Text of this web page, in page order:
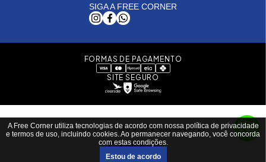
SIGA A FREE CORNER
FORMAS DE PAGAMENTO
SITE SEGURO
FREE CORNER / CNPJ: 37.093.069/0006-21
A Free Corner utiliza tecnologias de acordo com nossa política de privacidade
e termos de uso, incluindo cookies. Ao permanecer navegando, você concorda
com estas condições.
Estou de acordo